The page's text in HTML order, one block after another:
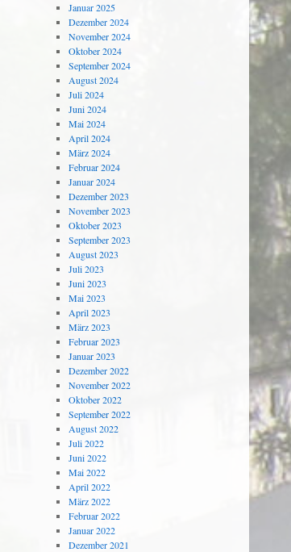
Januar 2025
Dezember 2024
November 2024
Oktober 2024
September 2024
August 2024
Juli 2024
Juni 2024
Mai 2024
April 2024
März 2024
Februar 2024
Januar 2024
Dezember 2023
November 2023
Oktober 2023
September 2023
August 2023
Juli 2023
Juni 2023
Mai 2023
April 2023
März 2023
Februar 2023
Januar 2023
Dezember 2022
November 2022
Oktober 2022
September 2022
August 2022
Juli 2022
Juni 2022
Mai 2022
April 2022
März 2022
Februar 2022
Januar 2022
Dezember 2021